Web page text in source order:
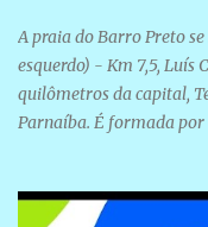
A praia do Barro Preto
esquerdo) - Km 7,5, Luís
quilômetros da capital,
Parnaíba. É formada
devido ao extensivo